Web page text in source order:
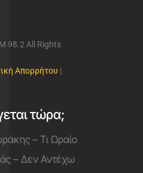
98.2 All Rights
Απορρήτου |
τώρα;
– Τι Ωραίο
– Δεν Αντέχω